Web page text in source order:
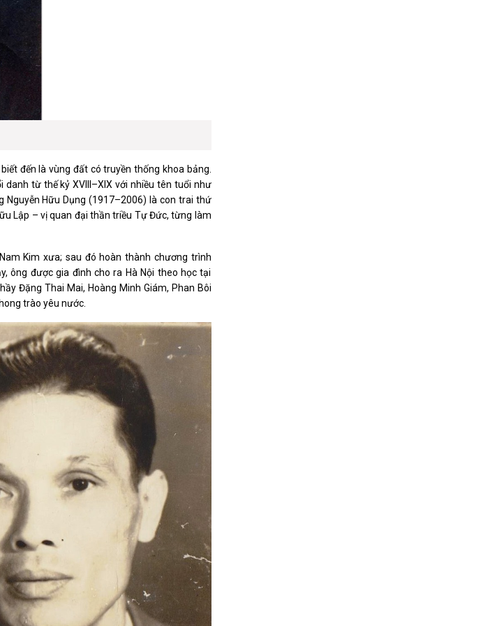
đến là vùng đất có truyền thống khoa bảng.
danh từ thế kỷ XVIII–XIX với nhiều tên tuổi như
Nguyễn Hữu Dụng (1917–2006) là con trai thứ
Lập – vị quan đại thần triều Tự Đức, từng làm
Kim xưa; sau đó hoàn thành chương trình
ông được gia đình cho ra Hà Nội theo học tại
Đặng Thai Mai, Hoàng Minh Giám, Phan Bôi
trào yêu nước.